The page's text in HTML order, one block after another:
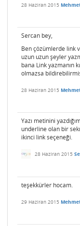
28 Haziran 2015
Sercan bey,
Ben çözümlerde link
uzun uzun şeyler
bana Link yazmanın
olmazsa
28 Haziran 2015
Yazı metinini
underline olan bir
ikinci link seçeneği.
28 Haziran 2015
teşekkürler hocam.
29 Haziran 2015